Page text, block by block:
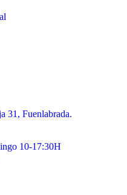
31, Fuenlabrada.
10-17:30H